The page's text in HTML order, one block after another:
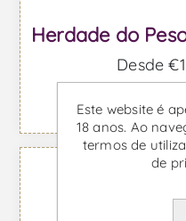
Herdade do
Desde
Este website é
18 anos. Ao
termos de
de